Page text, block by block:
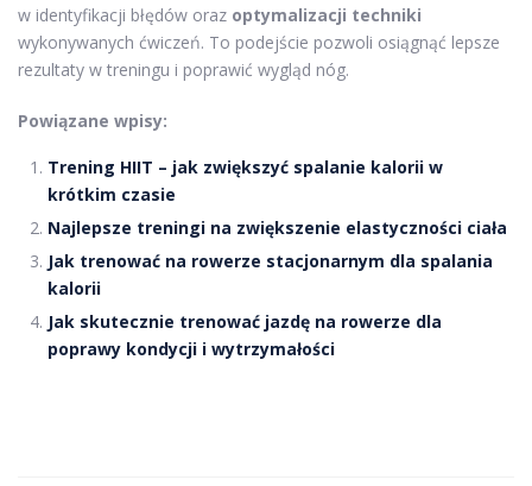
w identyfikacji błędów oraz optymalizacji techniki
wykonywanych ćwiczeń. To podejście pozwoli osiągnąć lepsze
rezultaty w treningu i poprawić wygląd nóg.
Powiązane wpisy:
Trening HIIT – jak zwiększyć spalanie kalorii w
krótkim czasie
Najlepsze treningi na zwiększenie elastyczności ciała
Jak trenować na rowerze stacjonarnym dla spalania
kalorii
Jak skutecznie trenować jazdę na rowerze dla
poprawy kondycji i wytrzymałości